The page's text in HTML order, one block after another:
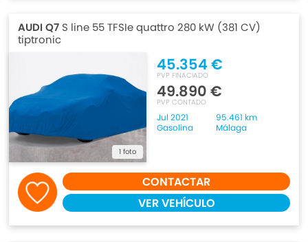
AUDI Q7 S line 55 TFSIe quattro 280 kW (381 CV)
tiptronic
1 foto
45.354 €
PVP FINACIADO
49.890 €
PVP CONTADO
Jul 2021
95.461 km
Gasolina
Málaga
CONTACTAR
VER VEHÍCULO